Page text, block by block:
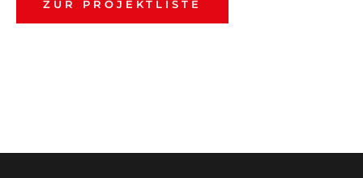
ZUR PROJEKTLISTE